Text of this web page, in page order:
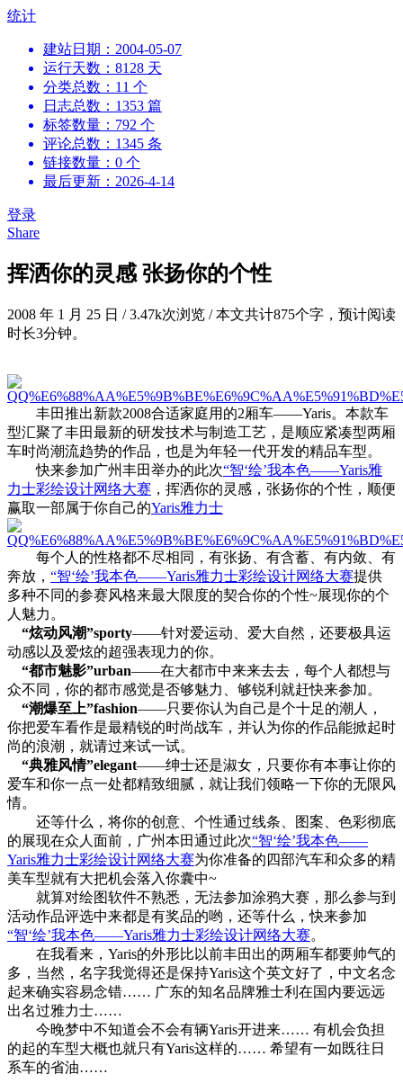
跳
统计
建站日期：2004-05-07
运行天数：8128 天
分类总数：11 个
日志总数：1353 篇
标签数量：792 个
评论总数：1345 条
链接数量：0 个
最后更新：2026-4-14
登录
Share
挥洒你的灵感 张扬你的个性
2008 年 1 月 25 日 /3.47k次浏览 /本文共计875个字，预计阅读
时长3分钟。
丰田推出新款2008合适家庭用的2厢车——Yaris。本款车
型汇聚了丰田最新的研发技术与制造工艺，是顺应紧凑型两厢
车时尚潮流趋势的作品，也是为年轻一代开发的精品车型。
快来参加广州丰田举办的此次“智‘绘’我本色——Yaris雅
力士彩绘设计网络大赛 ，挥洒你的灵感，张扬你的个性，顺便
赢取一部属于你自己的Yaris雅力士
每个人的性格都不尽相同，有张扬、有含蓄、有内敛、有
奔放， “智‘绘’我本色——Yaris雅力士彩绘设计网络大赛提供
多种不同的参赛风格来最大限度的契合你的个性~展现你的个
人魅力。
“炫动风潮”sporty——针对爱运动、爱大自然，还要极具运
动感以及爱炫的超强表现力的你。
“都市魅影”urban——在大都市中来来去去，每个人都想与
众不同，你的都市感觉是否够魅力、够锐利就赶快来参加。
“潮爆至上”fashion——只要你认为自己是个十足的潮人，
你把爱车看作是最精锐的时尚战车，并认为你的作品能掀起时
尚的浪潮，就请过来试一试。
“典雅风情”elegant——绅士还是淑女，只要你有本事让你的
爱车和你一点一处都精致细腻，就让我们领略一下你的无限风
情。
还等什么，将你的创意、个性通过线条、图案、色彩彻底
的展现在众人面前，广州本田通过此次“智‘绘’我本色——
Yaris雅力士彩绘设计网络大赛为你准备的四部汽车和众多的精
美车型就有大把机会落入你囊中~
就算对绘图软件不熟悉，无法参加涂鸦大赛，那么参与到
活动作品评选中来都是有奖品的哟，还等什么，快来参加
“智‘绘’我本色——Yaris雅力士彩绘设计网络大赛。
在我看来，Yaris的外形比以前丰田出的两厢车都要帅气的
多，当然，名字我觉得还是保持Yaris这个英文好了，中文名念
起来确实容易念错…… 广东的知名品牌雅士利在国内要远远
出名过雅力士……
今晚梦中不知道会不会有辆Yaris开进来…… 有机会负担
的起的车型大概也就只有Yaris这样的…… 希望有一如既往日
系车的省油……